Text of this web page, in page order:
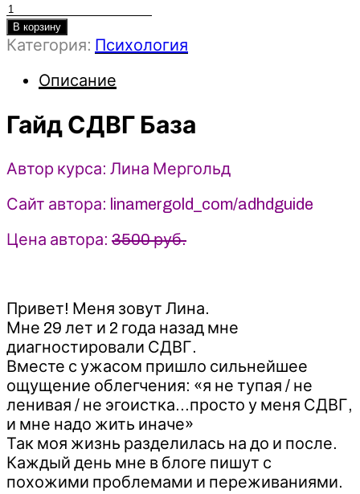
Количество
товара
Гайд
База
Лина
Мергольд
(2024)
В корзину
Категория: Психология
Описание
Гайд СДВГ База
Автор курса: Лина Мергольд
Сайт автора: linamergold_com/adhdguide
Цена автора: 3500 руб.
Привет! Меня зовут Лина.
Мне 29 лет и 2 года назад мне
диагностировали СДВГ.
Вместе с ужасом пришло сильнейшее
ощущение облегчения: «я не тупая / не
ленивая / не эгоистка…просто у меня СДВГ,
и мне надо жить иначе»
Так моя жизнь разделилась на до и после.
Каждый день мне в блоге пишут с
похожими проблемами и переживаниями.